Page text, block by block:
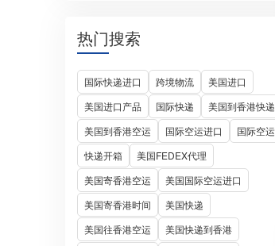
热门搜索
国际快递进口 跨境物流
美国进口
美国进口产品
国际快递
美国到香港快递
美国到香港空运
国际空运进口
国际空运
快递开箱
美国FEDEX代理
美国寄香港空运
美国国际空运进口
美国寄香港时间
美国快递
美国往香港空运
美国快递到香港